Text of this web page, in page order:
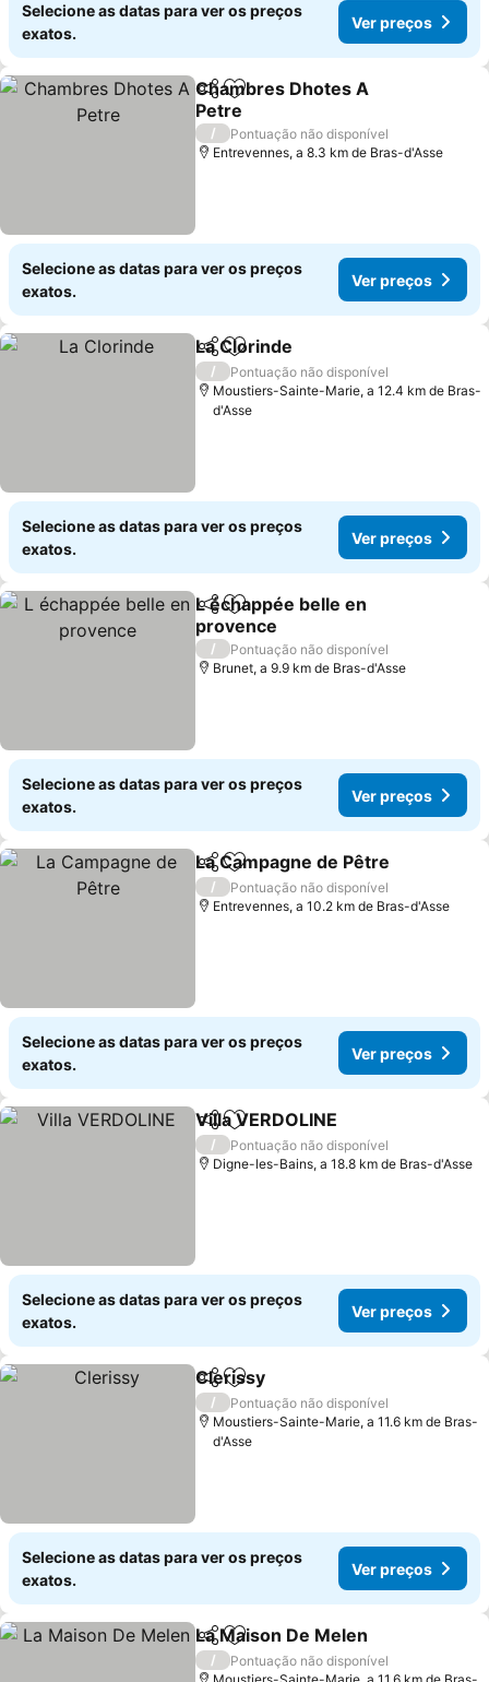
Selecione as datas para ver os preços
exatos.
Ver preços
PartilharAdicionar aos favoritos
Chambres Dhotes A
Petre
Ver preços
/
Pontuação não disponível
Entrevennes, a 8.3 km de Bras-d'Asse
Selecione as datas para ver os preços
exatos.
Ver preços
PartilharAdicionar aos favoritos
La Clorinde
/
Pontuação não disponível
Moustiers-Sainte-Marie, a 12.4 km de Bras-
d'Asse
Selecione as datas para ver os preços
exatos.
Ver preços
PartilharAdicionar aos favoritos
L échappée belle en
provence
Ver preços
/
Pontuação não disponível
Brunet, a 9.9 km de Bras-d'Asse
Selecione as datas para ver os preços
exatos.
Ver preços
PartilharAdicionar aos favoritos
La Campagne de Pêtre
/
Pontuação não disponível
Entrevennes, a 10.2 km de Bras-d'Asse
Selecione as datas para ver os preços
exatos.
Ver preços
PartilharAdicionar aos favoritos
Villa VERDOLINE
/
Pontuação não disponível
Digne-les-Bains, a 18.8 km de Bras-d'Asse
Selecione as datas para ver os preços
exatos.
Ver preços
PartilharAdicionar aos favoritos
Clerissy
/
Pontuação não disponível
Moustiers-Sainte-Marie, a 11.6 km de Bras-
d'Asse
Selecione as datas para ver os preços
exatos.
Ver preços
PartilharAdicionar aos favoritos
La Maison De Melen
/
Pontuação não disponível